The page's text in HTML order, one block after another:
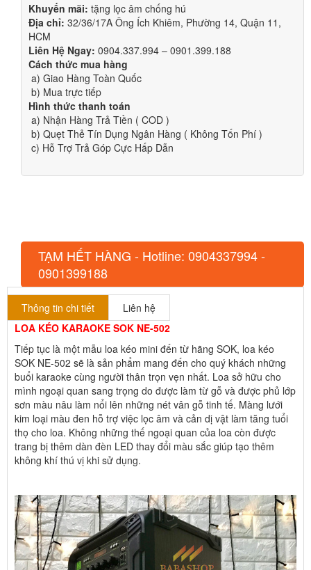
Khuyến mãi: tặng lọc âm chống hú
Địa chỉ: 32/36/17A Ông Ích Khiêm, Phường 14, Quận 11,
HCM
Liên Hệ Ngay: 0904.337.994 – 0901.399.188
Cách thức mua hàng
a) Giao Hàng Toàn Quốc
b) Mua trực tiếp
Hình thức thanh toán
a) Nhận Hàng Trả Tiền ( COD )
b) Quẹt Thẻ Tín Dụng Ngân Hàng ( Không Tốn Phí )
c) Hỗ Trợ Trả Góp Cực Hấp Dẫn
TẠM HẾT HÀNG - Hotline: 0904337994 -
0901399188
Thông tin chi tiết
Liên hệ
LOA KÉO KARAOKE SOK NE-502
Tiếp tục là một mẫu loa kéo mini đến từ hãng SOK, loa kéo
SOK NE-502 sẽ là sản phẩm mang đến cho quý khách những
buổi karaoke cùng người thân trọn vẹn nhất. Loa sở hữu cho
mình ngoại quan sang trọng do được làm từ gỗ và được phủ lớp
sơn màu nâu làm nổi lên những nét vân gỗ tinh tế. Màng lưới
kim loại màu đen hỗ trợ việc lọc âm và cản dị vật làm tăng tuổi
thọ cho loa. Không những thế ngoại quan của loa còn được
trang bị thêm dàn đèn LED thay đổi màu sắc giúp tạo thêm
không khí thú vị khi sử dụng.